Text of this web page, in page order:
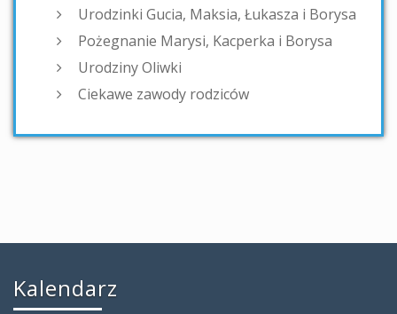
Urodzinki Gucia, Maksia, Łukasza i Borysa
Pożegnanie Marysi, Kacperka i Borysa
Urodziny Oliwki
Ciekawe zawody rodziców
Kalendarz